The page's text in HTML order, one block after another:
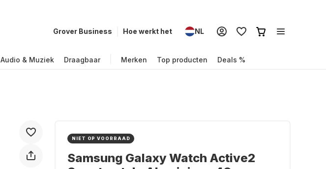
Grover Business Hoe werkt het NL
Audio & Muziek Draagbaar Merken Top producten Deals %
NIET OP VOORRAAD
Samsung Galaxy Watch Active2